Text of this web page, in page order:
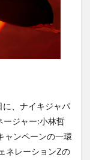
、ナイキジャパ
ージャー:小林哲
ャンペーンの一環
ネレーションZの